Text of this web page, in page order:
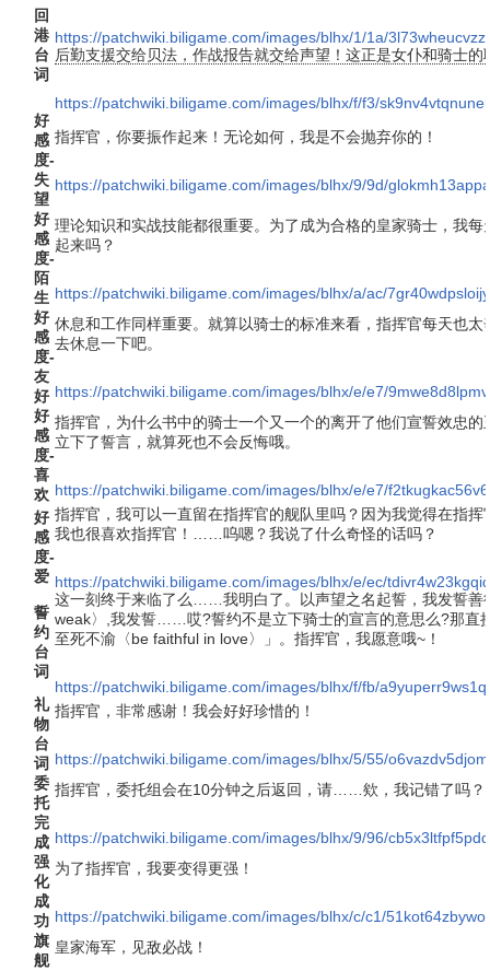
回
港
台
词
https://patchwiki.biligame.com/images/blhx/1/1a/
后勤支援交给贝法，作战报告就交给声望！这正是女仆和骑士的
https://patchwiki.biligame.com/images/blhx/f/f3/
好
感
度-
失
望
指挥官，你要振作起来！无论如何，我是不会抛弃你的！
https://patchwiki.biligame.com/images/blhx/9/9d/
好
感
度-
陌
生
理论知识和实战技能都很重要。为了成为合格的皇家骑士，我
起来吗？
https://patchwiki.biligame.com/images/blhx/a/ac/
好
感
度-
友
好
休息和工作同样重要。就算以骑士的标准来看，指挥官每天也
去休息一下吧。
https://patchwiki.biligame.com/images/blhx/e/e7/
好
感
度-
喜
欢
指挥官，为什么书中的骑士一个又一个的离开了他们宣誓效忠
立下了誓言，就算死也不会反悔哦。
https://patchwiki.biligame.com/images/blhx/e/e7/
好
感
度-
爱
指挥官，我可以一直留在指挥官的舰队里吗？因为我觉得在指
我也很喜欢指挥官！……呜嗯？我说了什么奇怪的话吗？
https://patchwiki.biligame.com/images/blhx/e/ec/
誓
约
台
词
这一刻终于来临了么……我明白了。以声望之名起誓，我发誓善
weak〉,我发誓……哎?誓约不是立下骑士的宣言的意思么?那直
至死不渝〈be faithful in love〉」。指挥官，我愿意哦~！
https://patchwiki.biligame.com/images/blhx/f/fb/
礼
物
台
词
指挥官，非常感谢！我会好好珍惜的！
https://patchwiki.biligame.com/images/blhx/5/55/
委
托
完
成
指挥官，委托组会在10分钟之后返回，请……欸，我记错了吗？
https://patchwiki.biligame.com/images/blhx/9/96/
强
化
成
功
为了指挥官，我要变得更强！
https://patchwiki.biligame.com/images/blhx/c/c1/
旗
舰
皇家海军，见敌必战！